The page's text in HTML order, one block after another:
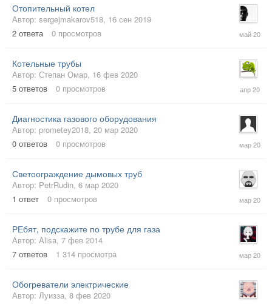
Отопительный котел
Автор: sergejmakarov518, 16 сен 2019
2 ответа 0 просмотров
май
Котельные трубы
Автор: Степан Омар, 16 фев 2020
5 ответов 0 просмотров
апр
Диагностика газового оборудования
Автор: prometey2018, 20 мар 2020
0 ответов 0 просмотров
мар
Светоограждение дымовых труб
Автор: PetrRudin, 6 мар 2020
1 ответ 0 просмотров
мар
РЕбят, подскажите по трубе для газа
Автор: Alisa, 7 фев 2014
7 ответов 1 314 просмотра
мар
Обогреватели электрические
Автор: Луизза, 8 фев 2020